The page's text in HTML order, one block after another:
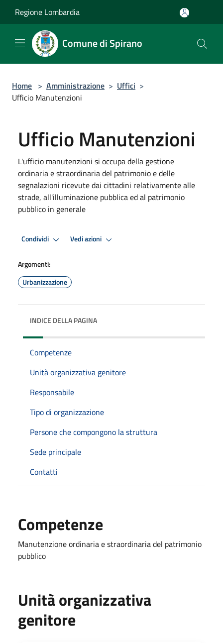
Regione Lombardia
Comune di Spirano
Home > Amministrazione > Uffici >
Ufficio Manutenzioni
Ufficio Manutenzioni
L'ufficio manutenzioni si occupa della gestione
ordinaria e straordinaria del patrimonio e delle
segnalazioni ricevute dai cittadini relativamente alle
strade, all'illuminazione pubblica ed al patrimonio
pubblico in generale
Condividi Vedi azioni
Argomenti:
Urbanizzazione
INDICE DELLA PAGINA
Competenze
Unità organizzativa genitore
Responsabile
Tipo di organizzazione
Persone che compongono la struttura
Sede principale
Contatti
Competenze
Manutenzione ordinaria e straordinaria del patrimonio
pubblico
Unità organizzativa
genitore